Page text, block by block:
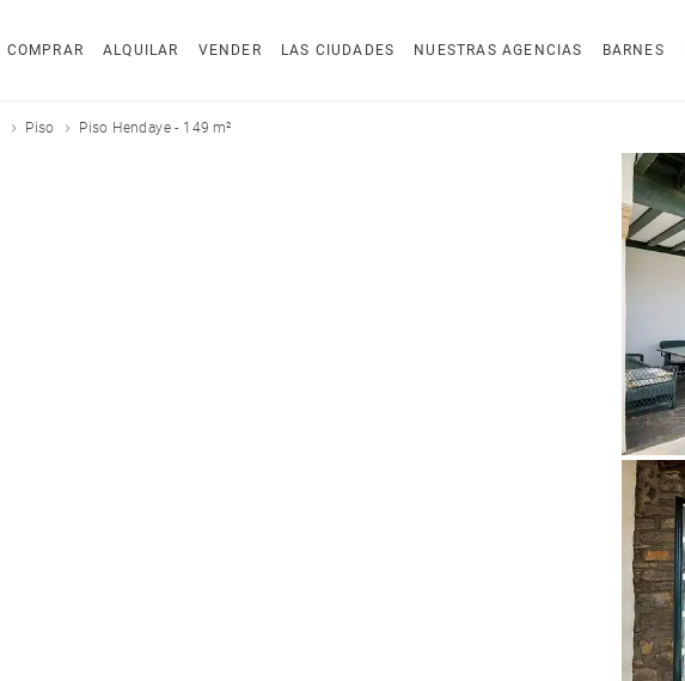
COMPRAR ALQUILAR VENDER LAS CIUDADES NUESTRAS AGENCIAS BARNES
Piso Piso Hendaye - 149 m²